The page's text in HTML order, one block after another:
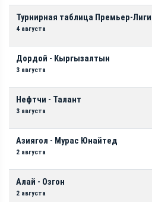
Турнирная таблица Премьер-Лиги
4 августа
Дордой - Кыргызалтын
3 августа
Нефтчи - Талант
3 августа
Азиягол - Мурас Юнайтед
2 августа
Алай - Озгон
2 августа